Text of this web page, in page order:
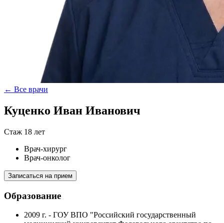
← Все врачи
Куценко Иван Иванович
Стаж 18 лет
Врач-хирург
Врач-онколог
Записаться на прием
Образование
2009 г. - ГОУ ВПО "Российский государственный